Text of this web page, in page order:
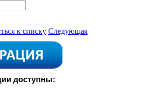
к списку Следующая
доступны: